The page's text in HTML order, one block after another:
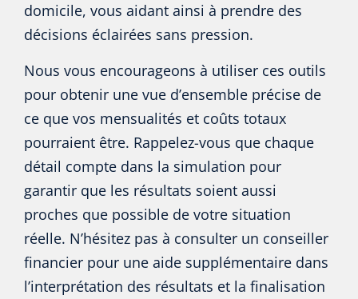
domicile, vous aidant ainsi à prendre des
décisions éclairées sans pression.
Nous vous encourageons à utiliser ces outils
pour obtenir une vue d’ensemble précise de
ce que vos mensualités et coûts totaux
pourraient être. Rappelez-vous que chaque
détail compte dans la simulation pour
garantir que les résultats soient aussi
proches que possible de votre situation
réelle. N’hésitez pas à consulter un conseiller
financier pour une aide supplémentaire dans
l’interprétation des résultats et la finalisation